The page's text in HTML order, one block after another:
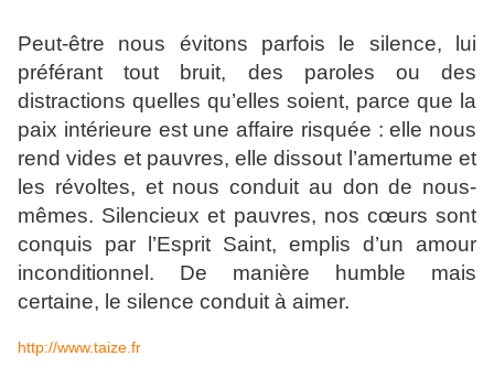
Peut-être nous évitons parfois le silence, lui
préférant tout bruit, des paroles ou des
distractions quelles qu’elles soient, parce que la
paix intérieure est une affaire risquée : elle nous
rend vides et pauvres, elle dissout l’amertume et
les révoltes, et nous conduit au don de nous-
mêmes. Silencieux et pauvres, nos cœurs sont
conquis par l’Esprit Saint, emplis d’un amour
inconditionnel. De manière humble mais
certaine, le silence conduit à aimer.
http://www.taize.fr